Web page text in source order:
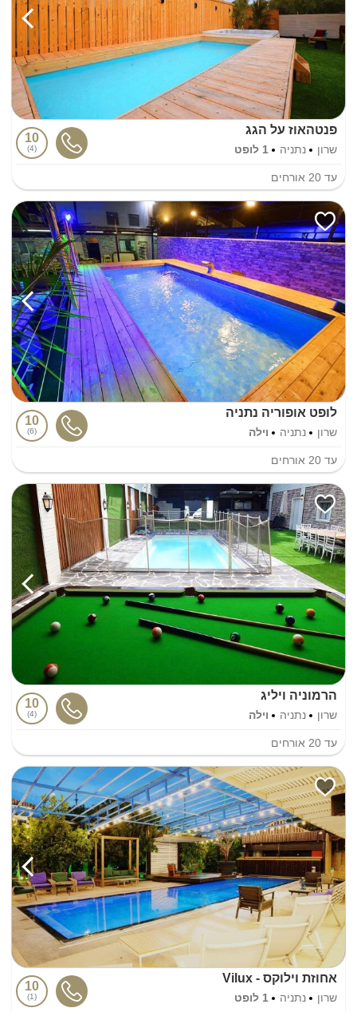
פנטהאוז על הגג
שרון נתניה 1 לופט
10
4
עד 20 אורחים
לופט אופוריה נתניה
שרון נתניה וילה
10
6
עד 20 אורחים
הרמוניה ויליג
שרון נתניה וילה
10
4
עד 20 אורחים
אחוזת וילוקס - Vilux
שרון נתניה 1 לופט
10
1